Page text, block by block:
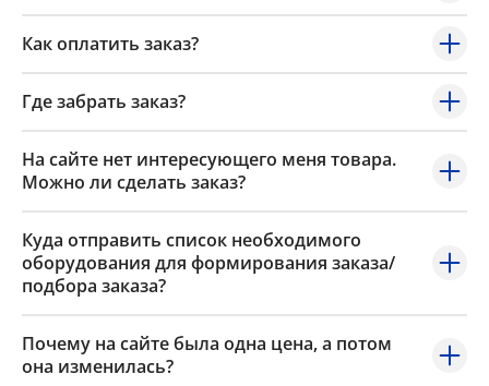
Как оплатить заказ?
Где забрать заказ?
На сайте нет интересующего меня товара.
Можно ли сделать заказ?
Куда отправить список необходимого
оборудования для формирования заказа/
подбора заказа?
Почему на сайте была одна цена, а потом
она изменилась?